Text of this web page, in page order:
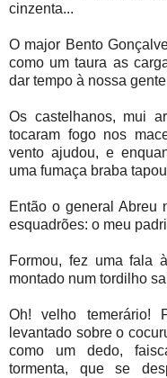
cinzenta...
O major Bento
como um taura as
dar tempo à nossa
Os castelhanos, mui
tocaram fogo nos
vento ajudou, e
uma fumaça braba
Então o general Abreu
esquadrões: o meu
Formou, fez uma fala
montado num tordilho
Oh! velho temerário!
levantado sobre o
como um dedo,
tormenta, que se